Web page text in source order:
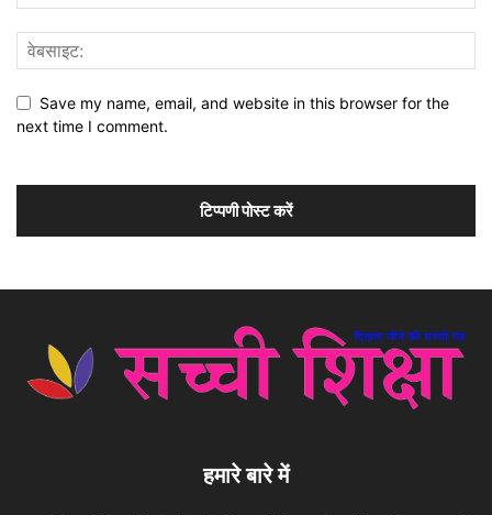
Save my name, email, and website in this browser for the
next time I comment.
हमारे बारे में